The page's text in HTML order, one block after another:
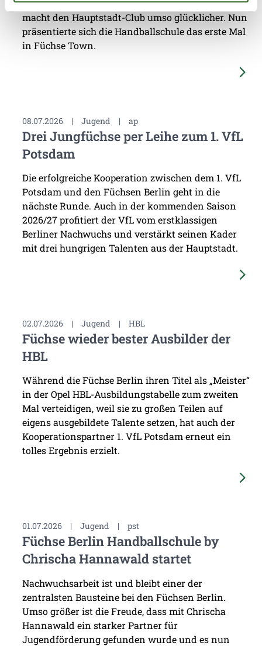
Partner für Jugendförderung gefunden wurde,
macht den Hauptstadt-Club umso glücklicher. Nun
präsentierte sich die Handballschule das erste Mal
in Füchse Town.
08.07.2026 | Jugend | ap
Drei Jungfüchse per Leihe zum 1. VfL
Potsdam
Die erfolgreiche Kooperation zwischen dem 1. VfL
Potsdam und den Füchsen Berlin geht in die
nächste Runde. Auch in der kommenden Saison
2026/27 profitiert der VfL vom erstklassigen
Berliner Nachwuchs und verstärkt seinen Kader
mit drei hungrigen Talenten aus der Hauptstadt.
02.07.2026 | Jugend | HBL
Füchse wieder bester Ausbilder der
HBL
Während die Füchse Berlin ihren Titel als „Meister“
in der Opel HBL-Ausbildungstabelle zum zweiten
Mal verteidigen, weil sie zu großen Teilen auf
eigens ausgebildete Talente setzen, hat auch der
Kooperationspartner 1. VfL Potsdam erneut ein
tolles Ergebnis erzielt.
01.07.2026 | Jugend | pst
Füchse Berlin Handballschule by
Chrischa Hannawald startet
Nachwuchsarbeit ist und bleibt einer der
zentralsten Bausteine bei den Füchsen Berlin.
Umso größer ist die Freude, dass mit Chrischa
Hannawald ein starker Partner für
Jugendförderung gefunden wurde und es nun